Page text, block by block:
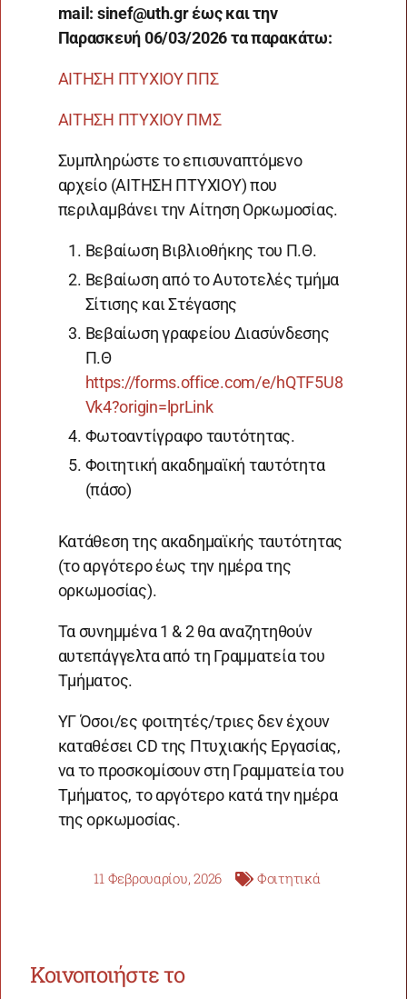
mail : sinef@uth.grέως και την
Παρασκευή 06/03/2026 τα παρακάτω:
ΑΙΤΗΣΗ ΠΤΥΧΙΟΥ ΠΠΣ
ΑΙΤΗΣΗ ΠΤΥΧΙΟΥ ΠΜΣ
Συμπληρώστε το επισυναπτόμενο
αρχείο (ΑΙΤΗΣΗ ΠΤΥΧΙΟΥ) που
περιλαμβάνει την Αίτηση Ορκωμοσίας.
Βεβαίωση Βιβλιοθήκης του Π.Θ.
Βεβαίωση από το Αυτοτελές τμήμα
Σίτισης και Στέγασης
Βεβαίωση γραφείου Διασύνδεσης
Π.Θ
https://forms.office.com/e/hQTF5U8
Vk4?origin=lprLink
Φωτοαντίγραφο ταυτότητας.
Φοιτητική ακαδημαϊκή ταυτότητα
(πάσο)
Κατάθεση της ακαδημαϊκής ταυτότητας
(το αργότερο έως την ημέρα της
ορκωμοσίας).
Τα συνημμένα 1 & 2 θα αναζητηθούν
αυτεπάγγελτα από τη Γραμματεία του
Τμήματος.
ΥΓ Όσοι/ες φοιτητές/τριες δεν έχουν
καταθέσει CD της Πτυχιακής Εργασίας,
να το προσκομίσουν στη Γραμματεία του
Τμήματος, το αργότερο κατά την ημέρα
της ορκωμοσίας.
11 Φεβρουαρίου, 2026 Φοιτητικά
Κοινοποιήστε το